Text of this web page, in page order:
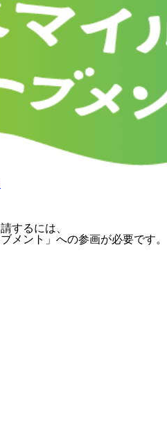
するには、
メント」への参画が必要です。